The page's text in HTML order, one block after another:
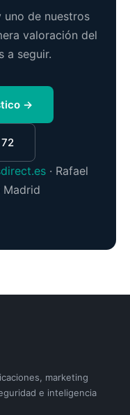
uno de nuestros
valoración del
a seguir.
→
· Rafael
Madrid
marketing
e inteligencia